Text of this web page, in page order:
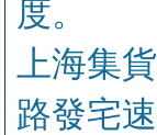
度。
上海集
路發宅